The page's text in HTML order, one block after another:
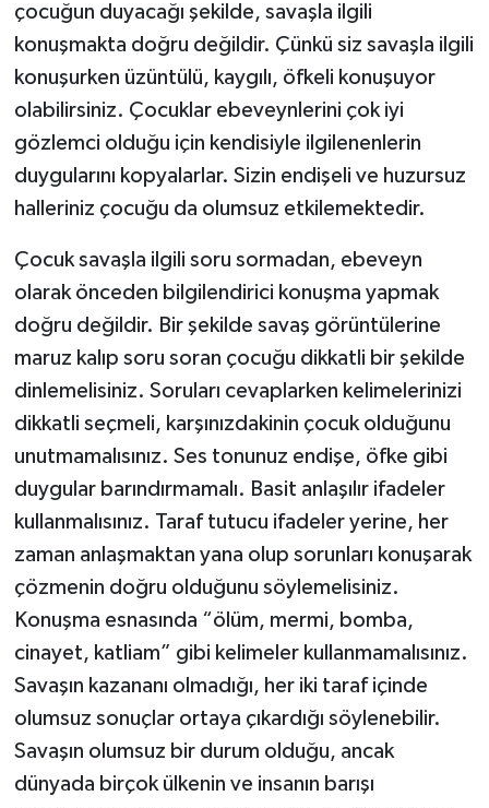
çocuğun duyacağı şekilde, savaşla ilgili
konuşmakta doğru değildir. Çünkü siz savaşla ilgili
konuşurken üzüntülü, kaygılı, öfkeli konuşuyor
olabilirsiniz. Çocuklar ebeveynlerini çok iyi
gözlemci olduğu için kendisiyle ilgilenenlerin
duygularını kopyalarlar. Sizin endişeli ve huzursuz
halleriniz çocuğu da olumsuz etkilemektedir.
Çocuk savaşla ilgili soru sormadan, ebeveyn
olarak önceden bilgilendirici konuşma yapmak
doğru değildir. Bir şekilde savaş görüntülerine
maruz kalıp soru soran çocuğu dikkatli bir şekilde
dinlemelisiniz. Soruları cevaplarken kelimelerinizi
dikkatli seçmeli, karşınızdakinin çocuk olduğunu
unutmamalısınız. Ses tonunuz endişe, öfke gibi
duygular barındırmamalı. Basit anlaşılır ifadeler
kullanmalısınız. Taraf tutucu ifadeler yerine, her
zaman anlaşmaktan yana olup sorunları konuşarak
çözmenin doğru olduğunu söylemelisiniz.
Konuşma esnasında “ölüm, mermi, bomba,
cinayet, katliam” gibi kelimeler kullanmamalısınız.
Savaşın kazananı olmadığı, her iki taraf içinde
olumsuz sonuçlar ortaya çıkardığı söylenebilir.
Savaşın olumsuz bir durum olduğu, ancak
dünyada birçok ülkenin ve insanın barışı